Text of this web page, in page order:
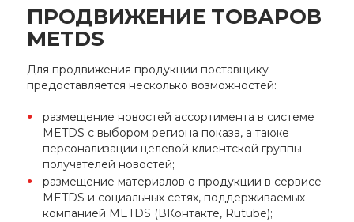
ПРОДВИЖЕНИЕ ТОВАРОВ
METDS
Для продвижения продукции поставщику
предоставляется несколько возможностей:
размещение новостей ассортимента в системе
METDS с выбором региона показа, а также
персонализации целевой клиентской группы
получателей новостей;
размещение материалов о продукции в сервисе
METDS и социальных сетях, поддерживаемых
компанией METDS (ВКонтакте, Rutube);